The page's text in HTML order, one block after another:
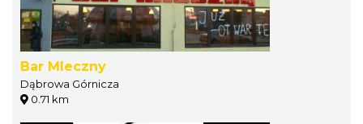
Bar Mleczny
Dąbrowa Górnicza
0.71 km